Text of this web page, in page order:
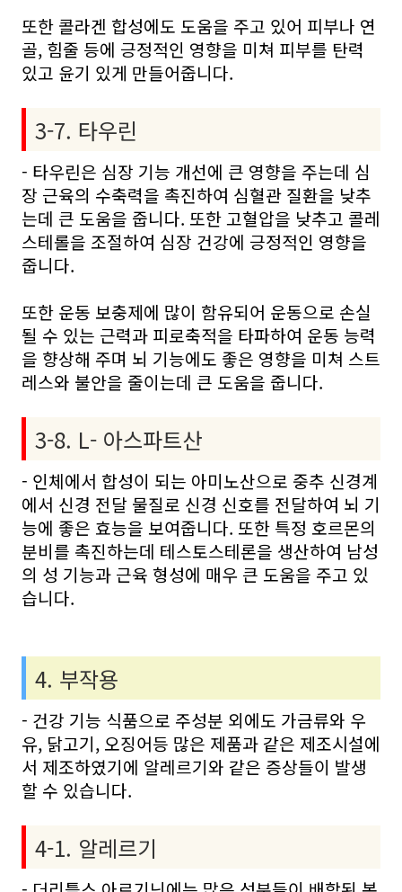
또한 콜라겐 합성에도 도움을 주고 있어 피부나 연
골, 힘줄 등에 긍정적인 영향을 미쳐 피부를 탄력
있고 윤기 있게 만들어줍니다.
3-7. 타우린
- 타우린은 심장 기능 개선에 큰 영향을 주는데 심
장 근육의 수축력을 촉진하여 심혈관 질환을 낮추
는데 큰 도움을 줍니다. 또한 고혈압을 낮추고 콜레
스테롤을 조절하여 심장 건강에 긍정적인 영향을
줍니다.
또한 운동 보충제에 많이 함유되어 운동으로 손실
될 수 있는 근력과 피로축적을 타파하여 운동 능력
을 향상해 주며 뇌 기능에도 좋은 영향을 미쳐 스트
레스와 불안을 줄이는데 큰 도움을 줍니다.
3-8. L- 아스파트산
- 인체에서 합성이 되는 아미노산으로 중추 신경계
에서 신경 전달 물질로 신경 신호를 전달하여 뇌 기
능에 좋은 효능을 보여줍니다. 또한 특정 호르몬의
분비를 촉진하는데 테스토스테론을 생산하여 남성
의 성 기능과 근육 형성에 매우 큰 도움을 주고 있
습니다.
4. 부작용
- 건강 기능 식품으로 주성분 외에도 가금류와 우
유, 닭고기, 오징어등 많은 제품과 같은 제조시설에
서 제조하였기에 알레르기와 같은 증상들이 발생
할 수 있습니다.
4-1. 알레르기